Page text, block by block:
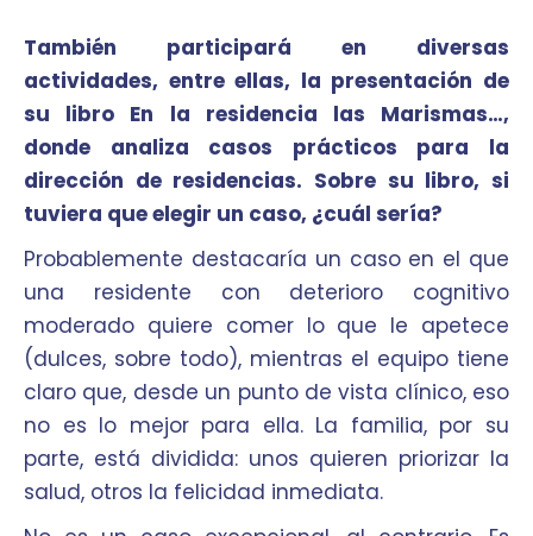
También participará en diversas
actividades, entre ellas, la presentación de
su libro En la residencia las Marismas…,
donde analiza casos prácticos para la
dirección de residencias. Sobre su libro, si
tuviera que elegir un caso, ¿cuál sería?
Probablemente destacaría un caso en el que
una residente con deterioro cognitivo
moderado quiere comer lo que le apetece
(dulces, sobre todo), mientras el equipo tiene
claro que, desde un punto de vista clínico, eso
no es lo mejor para ella. La familia, por su
parte, está dividida: unos quieren priorizar la
salud, otros la felicidad inmediata.